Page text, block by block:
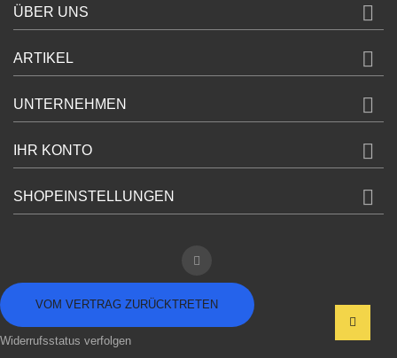
ÜBER UNS 
ARTIKEL 
UNTERNEHMEN 
IHR KONTO 
SHOPEINSTELLUNGEN 
VOM VERTRAG ZURÜCKTRETEN
Widerrufsstatus verfolgen